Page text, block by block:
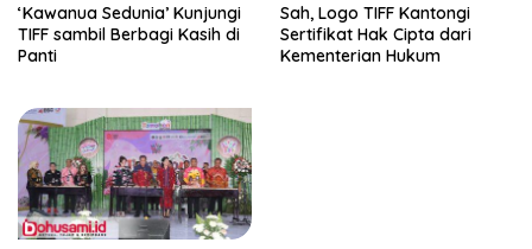
‘Kawanua Sedunia’ Kunjungi
TIFF sambil Berbagi Kasih di
Panti
Sah, Logo TIFF Kantongi
Sertifikat Hak Cipta dari
Kementerian Hukum